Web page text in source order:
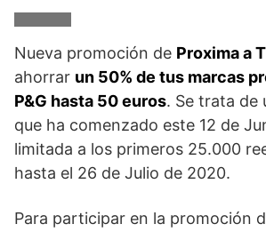
Nueva promoción de Proxima a
ahorrar un 50% de tus marcas
P&G hasta 50 euros. Se trata de
que ha comenzado este 12 de
limitada a los primeros 25.000
hasta el 26 de Julio de 2020.
Para participar en la promoción